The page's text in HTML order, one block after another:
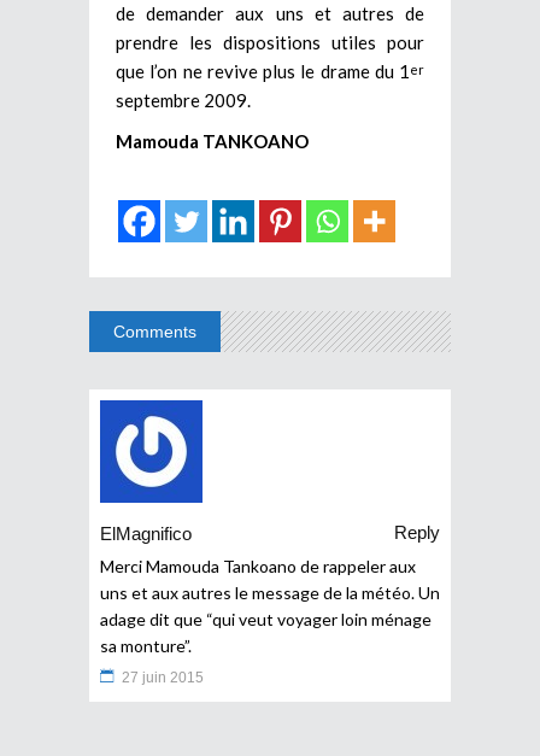
de demander aux uns et autres de
prendre les dispositions utiles pour
que l’on ne revive plus le drame du 1 er
septembre 2009.
Mamouda TANKOANO
Comments
ElMagnifico
Reply
Merci Mamouda Tankoano de rappeler aux
uns et aux autres le message de la météo. Un
adage dit que “qui veut voyager loin ménage
sa monture”.
27 juin 2015